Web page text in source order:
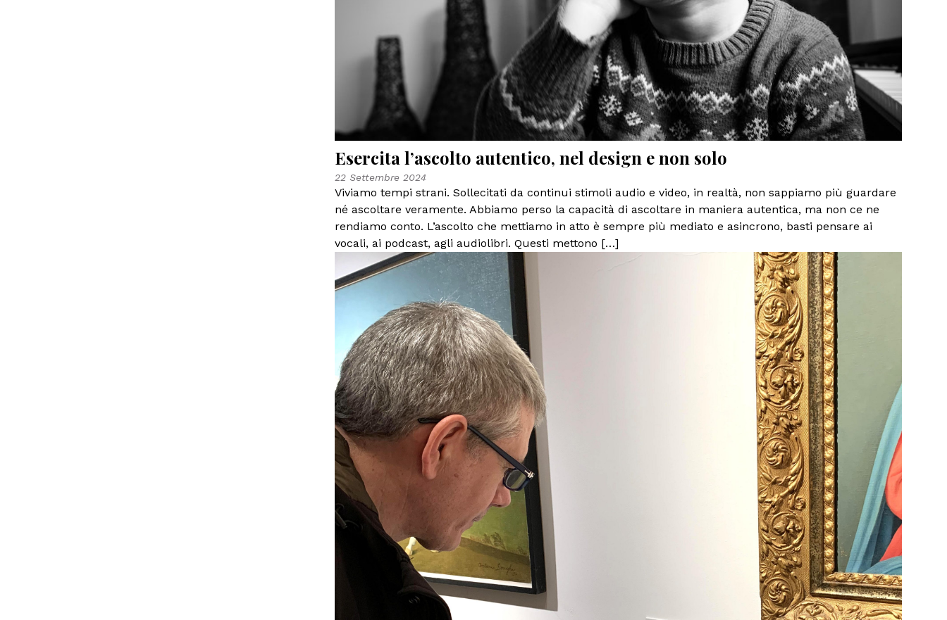
Esercita l’ascolto autentico, nel design e non solo
22 Settembre 2024
Viviamo tempi strani. Sollecitati da continui stimoli audio e video, in realtà, non sappiamo più guardare
né ascoltare veramente. Abbiamo perso la capacità di ascoltare in maniera autentica, ma non ce ne
rendiamo conto. L’ascolto che mettiamo in atto è sempre più mediato e asincrono, basti pensare ai
vocali, ai podcast, agli audiolibri. Questi mettono […]